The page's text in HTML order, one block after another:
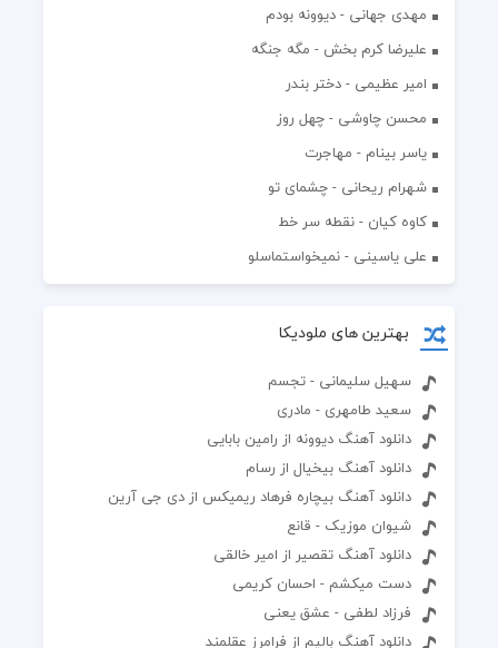
مهدی جهانی - دیوونه بودم
علیرضا کرم بخش - مگه جنگه
امیر عظیمی - دختر بندر
محسن چاوشی - چهل روز
یاسر بینام - مهاجرت
شهرام ریحانی - چشمای تو
کاوه کیان - نقطه سر خط
علی یاسینی - نمیخواستماسلو
بهترین های ملودیکا
سهیل سلیمانی - تجسم
سعید طامهری - مادری
دانلود آهنگ دیوونه از رامین بابایی
دانلود آهنگ بیخیال از رسام
دانلود آهنگ بیچاره فرهاد ریمیکس از دی جی آرین
شیوان موزیک - قانع
دانلود آهنگ تقصیر از امیر خالقی
دست میکشم - احسان کریمی
فرزاد لطفی - عشق یعنی
دانلود آهنگ بالیم از فرامرز عقلمند